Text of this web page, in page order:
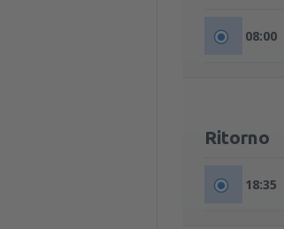
08:00
Ritorno
18:35